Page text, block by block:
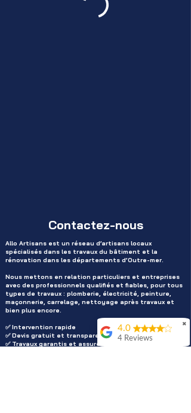
Contactez-nous
Allo Artisans est un réseau d’artisans locaux
spécialisés dans les travaux du bâtiment et la
rénovation dans les départements d’Outre-mer.
Nous mettons en relation particuliers et entreprises
avec des professionnels qualifiés et fiables, pour tous
types de travaux : plomberie, électricité, peinture,
maçonnerie, carrelage, nettoyage après travaux et
bien plus encore.
✅ Intervention rapide
✅ Devis gratuit et transparent
✅ Travaux garantis et assurés
✖
4.0
4 Reviews